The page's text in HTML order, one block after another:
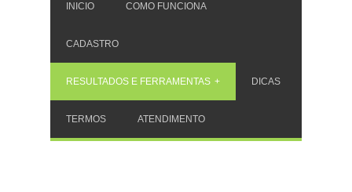
INICIO COMO FUNCIONA
CADASTRO
RESULTADOS E FERRAMENTAS DICAS
TERMOS ATENDIMENTO